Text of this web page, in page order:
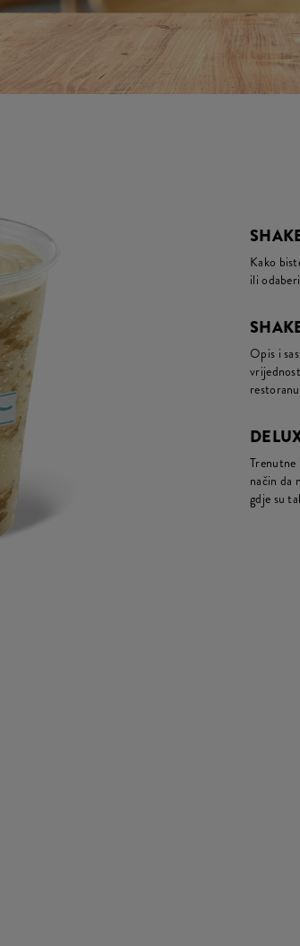
Kako
ili
Opis i
Trenutne
način da
gdje su